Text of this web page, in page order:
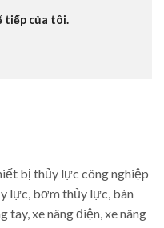
tiếp của tôi.
bị thủy lực công nghiệp
lực, bơm thủy lực, bàn
tay, xe nâng điện, xe nâng